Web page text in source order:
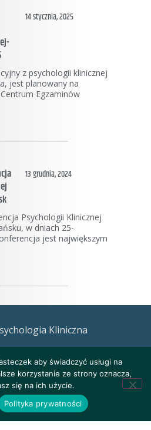
14 stycznia, 2025
z psychologii klinicznej
jest planowany na
Egzaminów
13 grudnia, 2024
Psychologii Klinicznej
w dniach 25-
jest największym
Kliniczna
aby świadczyć usługi na
korzystanie ze strony oznacza,
się na ich użycie.
Polityka prywatności